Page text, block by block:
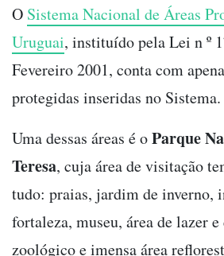
O Sistema Nacional de Áreas
Uruguai, instituído pela Lei n º
Fevereiro 2001, conta com
protegidas inseridas no Sistema.
Uma dessas áreas é oParque
Teresa, cuja área de visitação
tudo: praias, jardim de inverno,
fortaleza, museu, área de lazer
zoológico e imensa área